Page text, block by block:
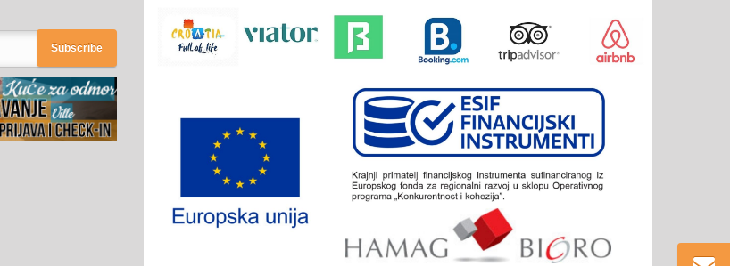
Subscribe